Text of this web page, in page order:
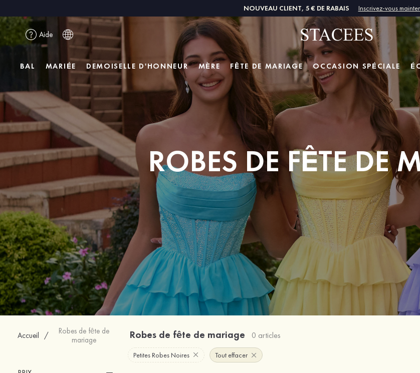
NOUVEAU CLIENT, 5 € DE RABAIS Inscrivez-vous
Aide
BAL MARIÉE DEMOISELLE D'HONNEUR MÈRE FÊTE DE MARIAGE OCCASION SPÉCIALE
ROBES DE FÊTE DE
Accueil /
Robes de fête de
mariage
Robes de fête de mariage 0 articles
Petites Robes Noires Tout effacer